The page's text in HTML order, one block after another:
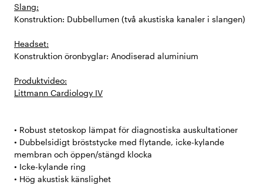
Slang:
Konstruktion: Dubbellumen (två akustiska kanaler i slangen)
Headset:
Konstruktion öronbyglar: Anodiserad aluminium
Produktvideo:
Littmann Cardiology IV
• Robust stetoskop lämpat för diagnostiska auskultationer
• Dubbelsidigt bröststycke med flytande, icke-kylande
membran och öppen/stängd klocka
• Icke-kylande ring
• Hög akustisk känslighet